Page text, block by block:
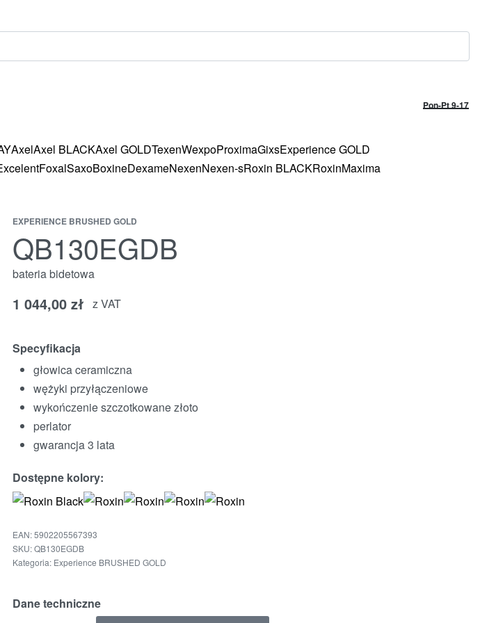
Pon-Pt 9-17
AxelAxel BLACKAxel GOLDTexenWexpoProximaGixsExperience GOLD
FoxalSaxoBoxineDexameNexenNexen-sRoxin BLACKRoxinMaxima
EXPERIENCE BRUSHED GOLD
QB130EGDB
bateria bidetowa
1 044,00 zł z VAT
Specyfikacja
głowica ceramiczna
wężyki przyłączeniowe
wykończenie szczotkowane złoto
perlator
gwarancja 3 lata
Dostępne kolory:
EAN:5902205567393
QB130EGDB
Kategoria: Experience BRUSHED GOLD
Dane techniczne